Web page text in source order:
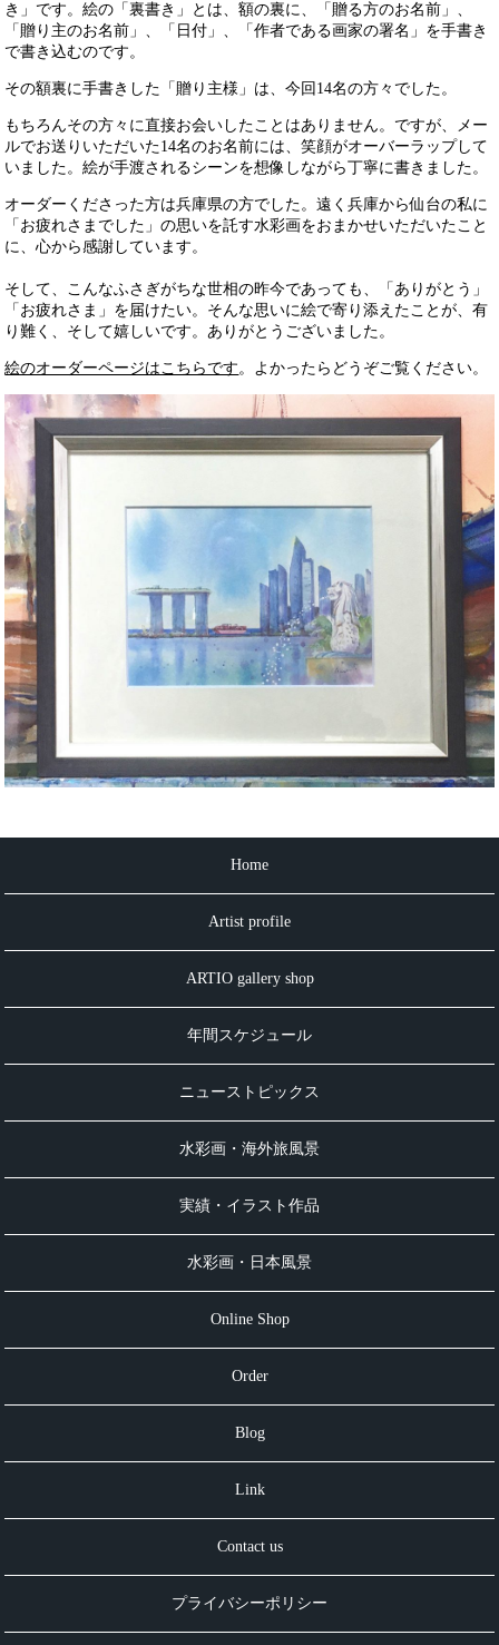
き」です。絵の「裏書き」とは、額の裏に、「贈る方のお名前」、
「贈り主のお名前」、「日付」、「作者である画家の署名」を手書き
で書き込むのです。
その額裏に手書きした「贈り主様」は、今回14名の方々でした。
もちろんその方々に直接お会いしたことはありません。ですが、メー
ルでお送りいただいた14名のお名前には、笑顔がオーバーラップして
いました。絵が手渡されるシーンを想像しながら丁寧に書きました。
オーダーくださった方は兵庫県の方でした。遠く兵庫から仙台の私に
「お疲れさまでした」の思いを託す水彩画をおまかせいただいたこと
に、心から感謝しています。
そして、こんなふさぎがちな世相の昨今であっても、「ありがとう」
「お疲れさま」を届けたい。そんな思いに絵で寄り添えたことが、有
り難く、そして嬉しいです。ありがとうございました。
絵のオーダーページはこちらです。よかったらどうぞご覧ください。
Home
Artist profile
ARTIO gallery shop
年間スケジュール
ニューストピックス
水彩画・海外旅風景
実績・イラスト作品
水彩画・日本風景
Online Shop
Order
Blog
Link
Contact us
プライバシーポリシー